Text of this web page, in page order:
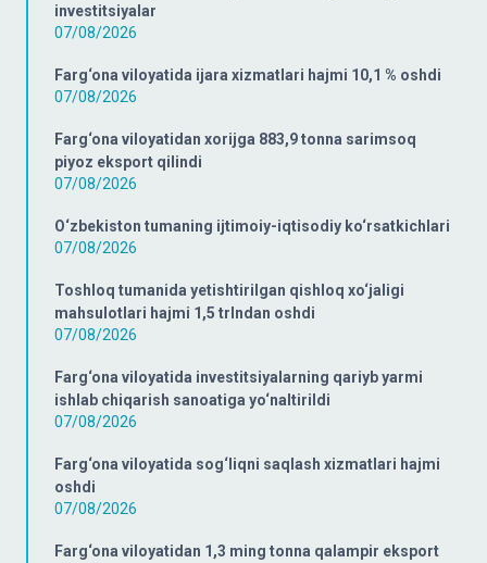
investitsiyalar
07/08/2026
Farg‘ona viloyatida ijara xizmatlari hajmi 10,1 % oshdi
07/08/2026
Farg‘ona viloyatidan xorijga 883,9 tonna sarimsoq
piyoz eksport qilindi
07/08/2026
O‘zbekiston tumaning ijtimoiy-iqtisodiy ko‘rsatkichlari
07/08/2026
Toshloq tumanida yetishtirilgan qishloq xo‘jaligi
mahsulotlari hajmi 1,5 trlndan oshdi
07/08/2026
Farg‘ona viloyatida investitsiyalarning qariyb yarmi
ishlab chiqarish sanoatiga yo‘naltirildi
07/08/2026
Farg‘ona viloyatida sog‘liqni saqlash xizmatlari hajmi
oshdi
07/08/2026
Farg‘ona viloyatidan 1,3 ming tonna qalampir eksport